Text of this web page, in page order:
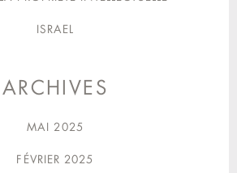
ISRAEL
ARCHIVES
MAI 2025
FÉVRIER 2025